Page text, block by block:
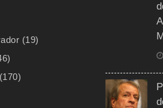
(19)
(170)